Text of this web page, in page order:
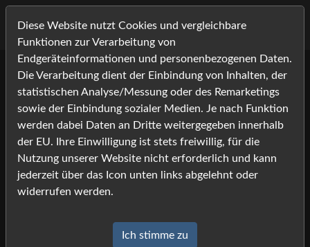
Willkommen bei Foto-
Job.com -
Ihrem Bildershop rund um die
Pferdefotografie!
Sie haben Foto-Job auf der Veranstaltung gesehen?
Diese Website nutzt Cookies und vergleichbare
Funktionen zur Verarbeitung von
Endgeräteinformationen und personenbezogenen Daten.
Die Verarbeitung dient der Einbindung von Inhalten, der
statistischen Analyse/Messung oder des Remarketings
sowie der Einbindung sozialer Medien. Je nach Funktion
werden dabei Daten an Dritte weitergegeben innerhalb
der EU. Ihre Einwilligung ist stets freiwillig, für die
Nutzung unserer Website nicht erforderlich und kann
jederzeit über das Icon unten links abgelehnt oder
widerrufen werden.
Ich stimme zu